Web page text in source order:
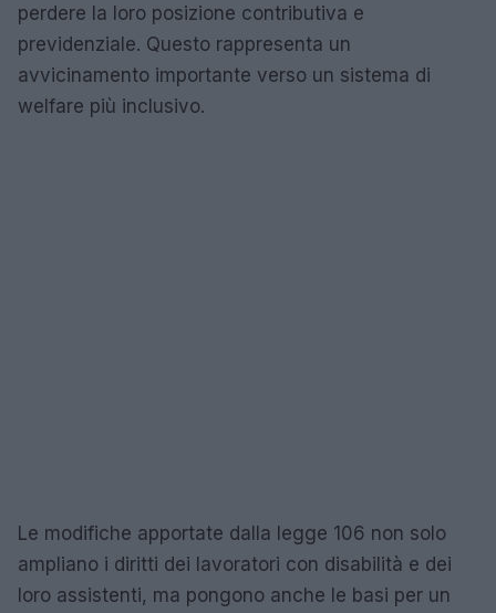
perdere la loro posizione contributiva e
previdenziale. Questo rappresenta un
avvicinamento importante verso un sistema di
welfare più inclusivo.
Le modifiche apportate dalla legge 106 non solo
ampliano i diritti dei lavoratori con disabilità e dei
loro assistenti, ma pongono anche le basi per un